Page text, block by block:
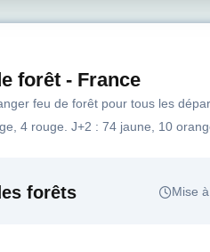
forêt - France
feu de forêt pour tous les
4 rouge. J+2 : 74 jaune, 10
forêts Mise